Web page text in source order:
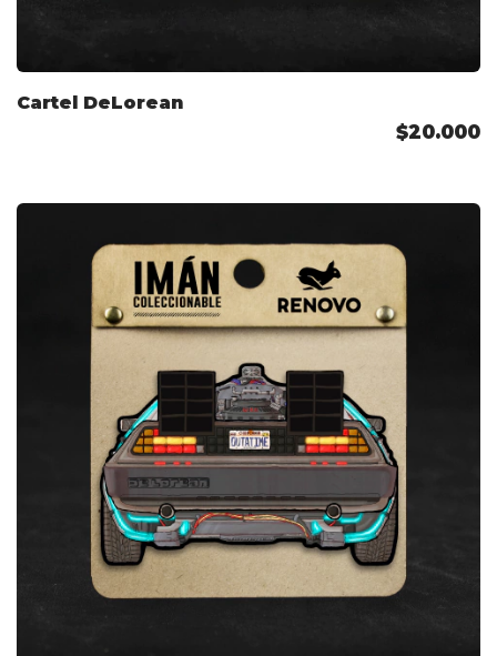
Cartel DeLorean
$20.000